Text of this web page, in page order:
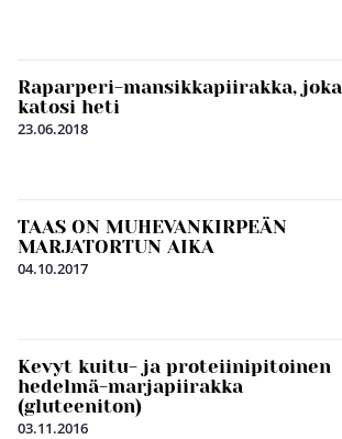
Raparperi-mansikkapiirakka, joka
katosi heti
23.06.2018
TAAS ON MUHEVANKIRPEÄN
MARJATORTUN AIKA
04.10.2017
Kevyt kuitu- ja proteiinipitoinen
hedelmä-marjapiirakka
(gluteeniton)
03.11.2016